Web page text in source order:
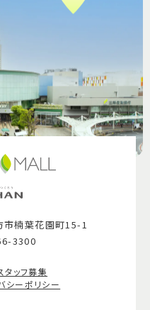
楠葉花園町15-1
3300
タッフ募集
シーポリシー